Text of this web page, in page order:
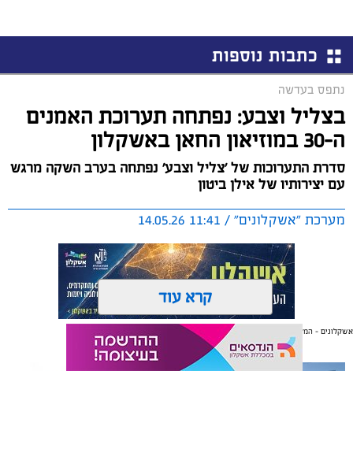
כתבות נוספות
נתפס בעדשה
בצליל וצבע: נפתחה תערוכת האמנים
ה-30 במוזיאון החאן באשקלון
סדרת התערוכות של 'צליל וצבע' נפתחה בערב השקה מרגש
עם יצירותיו של אילן ביטון
מערכת "אשקלונים" / 11:41 14.05.26
תגים: תערוכה, אמנים, צליל וצבע
בערב שלישי (12.5.26), הושקה תערוכת 'צליל וצבע'
קרא עוד
אשקלונים - המקומון היומי של אשקלון באינטרנט
אולי יעניין אותך גם